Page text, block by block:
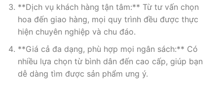
**Dịch vụ khách hàng tận tâm:** Từ tư vấn chọn
hoa đến giao hàng, mọi quy trình đều được thực
hiện chuyên nghiệp và chu đáo.
**Giá cả đa dạng, phù hợp mọi ngân sách:** Có
nhiều lựa chọn từ bình dân đến cao cấp, giúp bạn
dễ dàng tìm được sản phẩm ưng ý.